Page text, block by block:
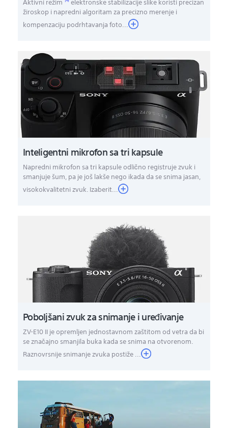
žiroskop i napredni algoritam za precizno merenje i
kompenzaciju podrhtavanja foto...
Inteligentni mikrofon sa tri kapsule
Napredni mikrofon sa tri kapsule odlično registruje zvuk i
smanjuje šum, pa je još lakše nego ikada da se snima jasan,
visokokvalitetni zvuk. Izaberit...
Poboljšani zvuk za snimanje i uređivanje
ZV-E10 II je opremljen jednostavnom zaštitom od vetra da bi
se značajno smanjila buka kada se snima na otvorenom.
Raznovrsnije snimanje zvuka postiže ...